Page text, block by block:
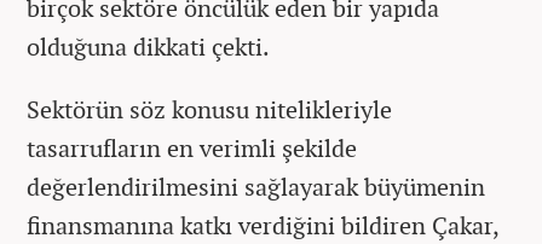
birçok sektöre öncülük eden bir yapıda
olduğuna dikkati çekti.
Sektörün söz konusu nitelikleriyle
tasarrufların en verimli şekilde
değerlendirilmesini sağlayarak büyümenin
finansmanına katkı verdiğini bildiren Çakar,